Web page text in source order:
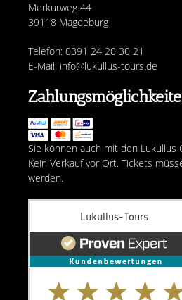
Merkurweg 44
39118 Magdeburg
Telefon: 0391 24 20 30 21
E-Mail: info@lukullus-tours.de
Sie können auch mit den Lukullus
Kein Verkauf vor Ort. Tickets
werden.